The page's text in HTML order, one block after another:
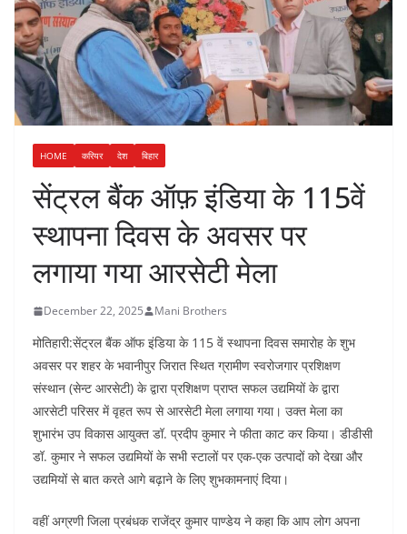
HOME करियर देश बिहार
सेंट्रल बैंक ऑफ़ इंडिया के 115वें
स्थापना दिवस के अवसर पर
लगाया गया आरसेटी मेला
December 22, 2025 Mani Brothers
मोतिहारी:सेंट्रल बैंक ऑफ इंडिया के 115 वें स्थापना दिवस समारोह के शुभ
अवसर पर शहर के भवानीपुर जिरात स्थित ग्रामीण स्वरोजगार प्रशिक्षण
संस्थान (सेन्ट आरसेटी) के द्वारा प्रशिक्षण प्राप्त सफल उद्यमियों के द्वारा
आरसेटी परिसर में वृहत रूप से आरसेटी मेला लगाया गया। उक्त मेला का
शुभारंभ उप विकास आयुक्त डॉ. प्रदीप कुमार ने फीता काट कर किया। डीडीसी
डॉ. कुमार ने सफल उद्यमियों के सभी स्टालों पर एक-एक उत्पादों को देखा और
उद्यमियों से बात करते आगे बढ़ाने के लिए शुभकामनाएं दिया।
वहीं अग्रणी जिला प्रबंधक राजेंद्र कुमार पाण्डेय ने कहा कि आप लोग अपना